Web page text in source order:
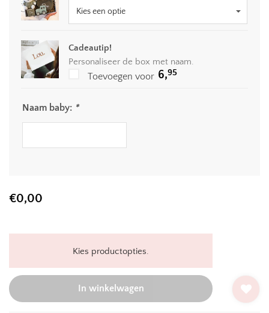
Cadeautip!
Personaliseer de box met naam.
Toevoegen voor 6,95
Naam baby: *
€0,00
Kies productopties.
In winkelwagen